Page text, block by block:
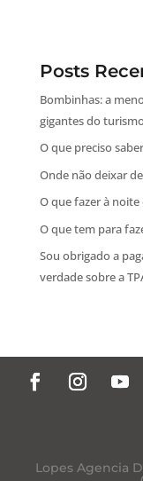
Posts
Bombinhas: a
gigantes do
O que preciso
Onde não deixar
O que fazer à
O que tem para
Sou obrigado a
verdade sobre a
Lopes Agencia